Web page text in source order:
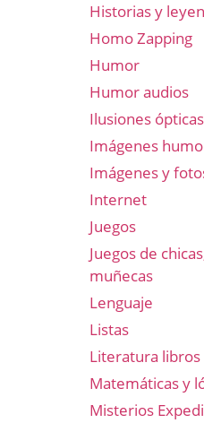
Historias y
Homo Zapping
Humor
Humor audios
Ilusiones ópticas
Imágenes
Imágenes y
Internet
Juegos
Juegos de
muñecas
Lenguaje
Listas
Literatura libros
Matemáticas y
Misterios